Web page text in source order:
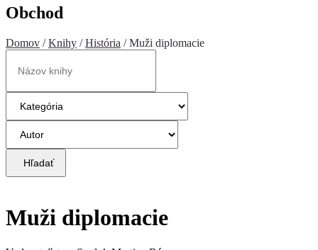
Obchod
Domov /Knihy /História / Muži diplomacie
Hľadať
Muži diplomacie